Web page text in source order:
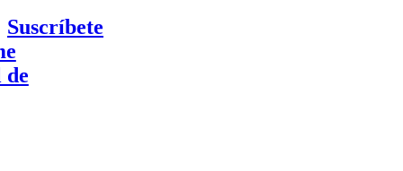
Suscríbete